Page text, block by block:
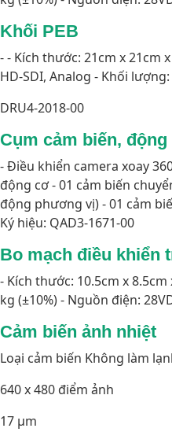
Khối PEB
- - Kích thước: 21cm x 21cm
HD-SDI, Analog - Khối
DRU4-2018-00
Cụm cảm biến,
- Điều khiển camera xoay
động cơ - 01 cảm biến
động phương vị) - 01 cảm
Ký hiệu: QAD3-1671-00
Bo mạch điều khiển
- Kích thước: 10.5cm x 8.5cm
kg (±10%) - Nguồn điện:
Cảm biến ảnh nhiệt
Loại cảm biến Không làm
640 x 480 điểm ảnh
17 µm